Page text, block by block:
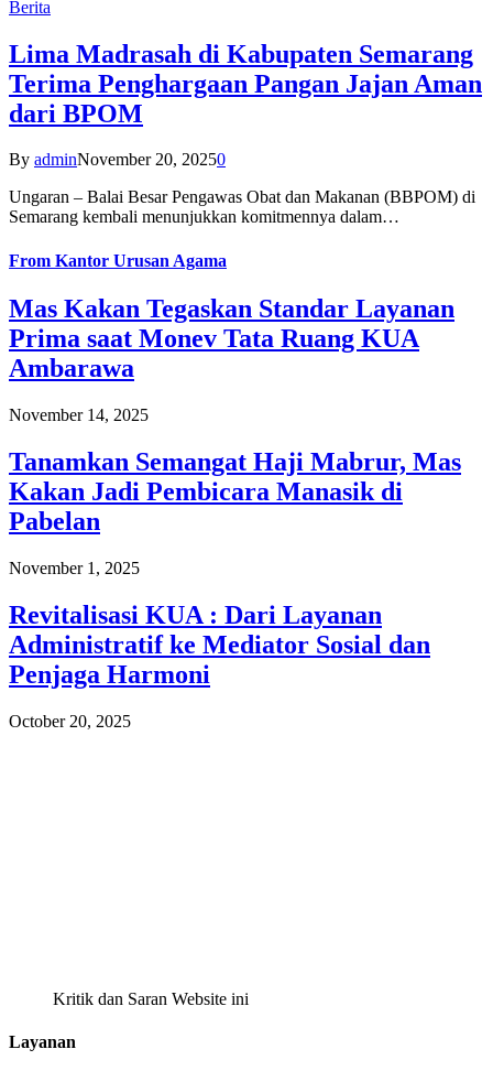
Berita
Lima Madrasah di Kabupaten Semarang
Terima Penghargaan Pangan Jajan Aman
dari BPOM
By adminNovember 20, 20250
Ungaran – Balai Besar Pengawas Obat dan Makanan (BBPOM) di
Semarang kembali menunjukkan komitmennya dalam…
From Kantor Urusan Agama
Mas Kakan Tegaskan Standar Layanan
Prima saat Monev Tata Ruang KUA
Ambarawa
November 14, 2025
Tanamkan Semangat Haji Mabrur, Mas
Kakan Jadi Pembicara Manasik di
Pabelan
November 1, 2025
Revitalisasi KUA : Dari Layanan
Administratif ke Mediator Sosial dan
Penjaga Harmoni
October 20, 2025
Kritik dan Saran Website ini
Layanan